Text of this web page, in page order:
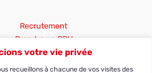
votre vie privée
recueillons à chacune de vos visites des
Recrutement
Prendre un RDV
25 ter rue Jean Moulin